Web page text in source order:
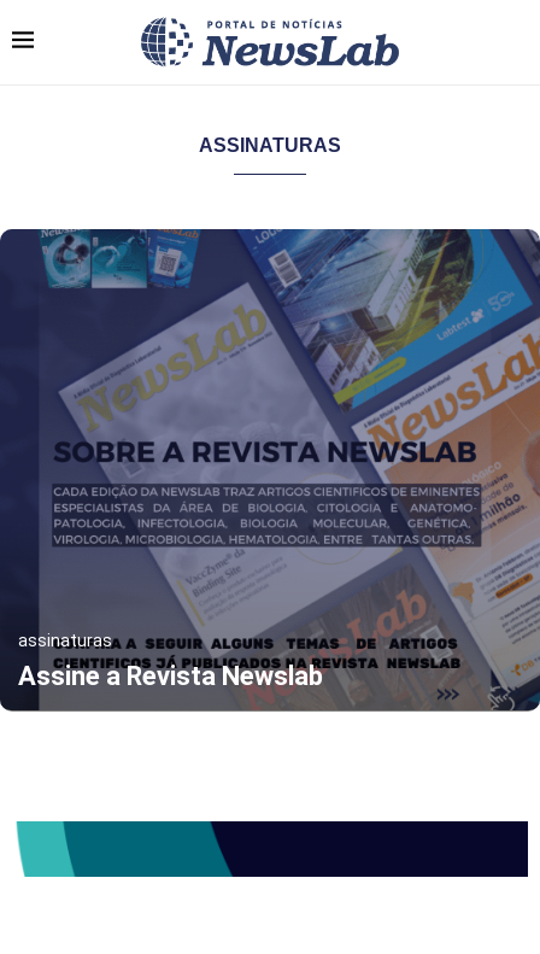
ASSINATURAS
assinaturas
Assine a Revista Newslab